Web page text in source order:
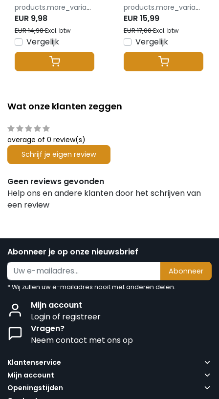
dual white LED strips
- 4 zone - Miboxer
C1
products.more_variants_available
EUR 9,98
EUR 14,98Excl. btw
Vergelijk
K0S-WIT
products.more_variants_available
EUR 15,99
EUR 17,00Excl. btw
Vergelijk
Wat onze klanten zeggen
average of 0 review(s)
Schrijf je eigen review
Geen reviews gevonden
Help ons en andere klanten door het schrijven van
een review
Abonneer je op onze nieuwsbrief
Abonneer
* Wij zullen uw e-mailadres nooit met anderen delen.
Mijn account
Login of registreer
Vragen?
Neem contact met ons op
Klantenservice
Mijn account
Openingstijden